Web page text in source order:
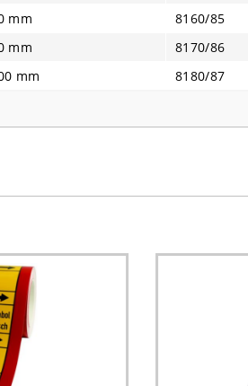
mm 8160/85
mm 8170/86
mm 8180/87